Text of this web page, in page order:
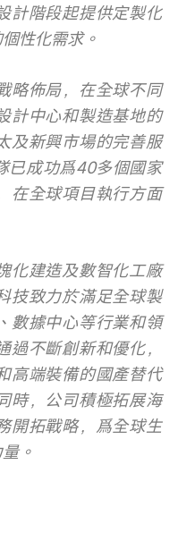
計階段起提供定製化
性化需求。
略佈局，在全球不同
計中心和製造基地的
及新興市場的完善服
已成功爲40多個國家
在全球項目執行方面
化建造及數智化工廠
技致力於滿足全球製
數據中心等行業和領
不斷創新和優化，
高端裝備的國產替代
時，公司積極拓展海
開拓戰略，爲全球生
。